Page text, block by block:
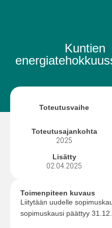
Kuntien
Toteutusvaihe
Toteutusajankohta
2025
Lisätty
02.04.2025
Toimenpiteen kuvaus
Liitytään uudelle
sopimuskausi päättyy